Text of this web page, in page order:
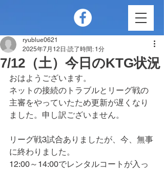
7/12（土）今日のKTG状況
ryublue0621
2025年7月12日 読了時間: 1分
おはようございます。
ネットの接続のトラブルとリーグ戦の
主審をやっていたため更新が遅くなり
ました。申し訳ございません。
リーグ戦3試合ありましたが、今、無事
に終わりました。
12:00～14:00でレンタルコートが入っ